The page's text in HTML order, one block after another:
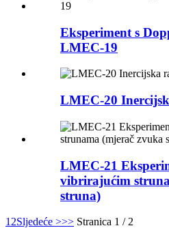
Eksperiment s
LMEC-19
LMEC-20
LMEC-21
vibrirajućim
struna)
1 2Sljedeće >>> Stranica 1 / 2